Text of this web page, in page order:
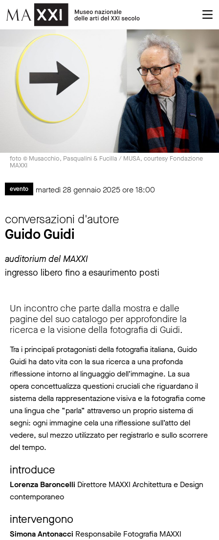
foto © Musacchio, Pasqualini & Fucilla / MUSA, courtesy Fondazione
MAXXI
evento martedì 28 gennaio 2025 ore 18:00
conversazioni d'autore
Guido Guidi
auditorium del MAXXI
ingresso libero fino a esaurimento posti
Un incontro che parte dalla mostra e dalle
pagine del suo catalogo per approfondire la
ricerca e la visione della fotografia di Guidi.
Tra i principali protagonisti della fotografia italiana, Guido
Guidi ha dato vita con la sua ricerca a una profonda
riflessione intorno al linguaggio dell’immagine. La sua
opera concettualizza questioni cruciali che riguardano il
sistema della rappresentazione visiva e la fotografia come
una lingua che “parla” attraverso un proprio sistema di
segni: ogni immagine cela una riflessione sull’atto del
vedere, sul mezzo utilizzato per registrarlo e sullo scorrere
del tempo.
introduce
Lorenza Baroncelli Direttore MAXXI Architettura e Design
contemporaneo
intervengono
Simona Antonacci Responsabile Fotografia MAXXI